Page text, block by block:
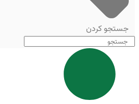
جستجو کردن